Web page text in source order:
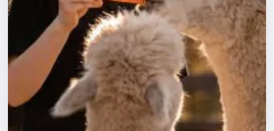
Города
Площадки
Артисты
Рейтинги